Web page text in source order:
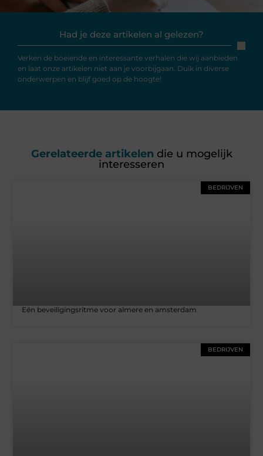
Had je deze artikelen al gelezen?
Verken de boeiende en interessante verhalen die wij aanbieden
en laat onze artikelen niet aan je voorbijgaan. Duik in diverse
onderwerpen en blijf goed op de hoogte!
Gerelateerde artikelen die u mogelijk
interesseren
BEDRIJVEN
Eén beveiligingsritme voor almere en amsterdam
BEDRIJVEN